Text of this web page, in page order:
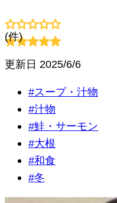
(件)
更新日 2025/6/6
#スープ・汁物
#汁物
#鮭・サーモン
#大根
#和食
#冬